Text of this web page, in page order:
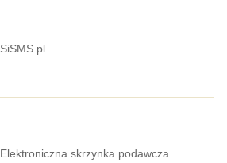
SiSMS.pl
Elektroniczna skrzynka podawcza